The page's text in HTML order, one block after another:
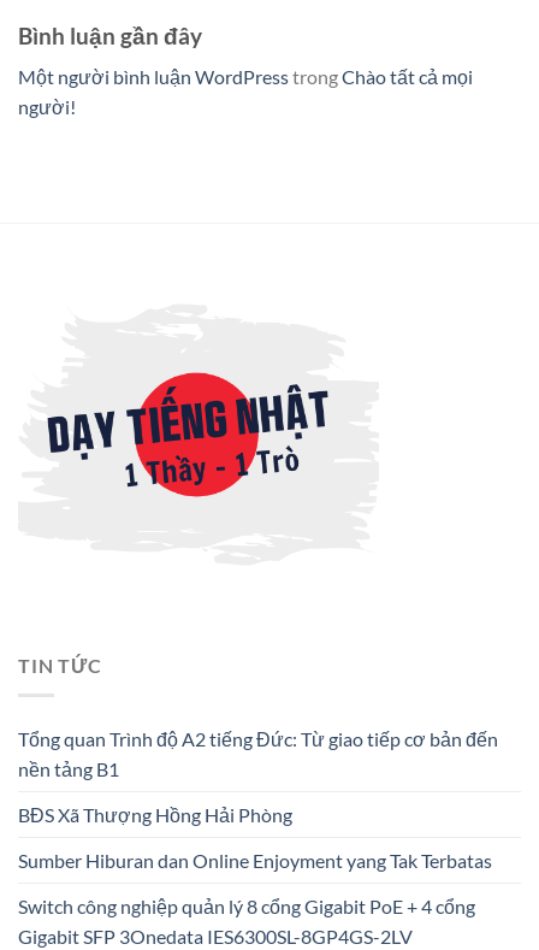
Bình luận gần đây
Một người bình luận WordPresstrongChào tất cả mọi
người!
TIN TỨC
Tổng quan Trình độ A2 tiếng Đức: Từ giao tiếp cơ bản đến
nền tảng B1
BĐS Xã Thượng Hồng Hải Phòng
Sumber Hiburan dan Online Enjoyment yang Tak Terbatas
Switch công nghiệp quản lý 8 cổng Gigabit PoE + 4 cổng
Gigabit SFP 3Onedata IES6300SL-8GP4GS-2LV